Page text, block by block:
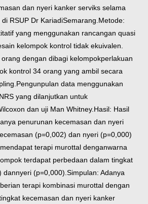
dan nyeri kanker serviks selama
RSUP Dr KariadiSemarang.Metode:
yang menggunakan rancangan quasi
kelompok kontrol tidak ekuivalen.
dengan dibagi kelompokperlakuan
kontrol 34 orang yang ambil secara
Pengunpulan data menggunakan
yang dilanjutkan untuk
dan uji Man Whitney.Hasil: Hasil
penurunan kecemasan dan nyeri
(p=0,002) dan nyeri (p=0,000)
terapi murottal denganwarna
terdapat perbedaan dalam tingkat
dannyeri (p=0,000).Simpulan: Adanya
terapi kombinasi murottal dengan
kecemasan dan nyeri kanker